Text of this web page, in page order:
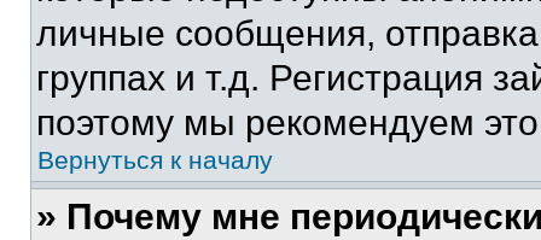
личные сообщения,
группах и т.д. Регистрация
поэтому мы рекомендуем
Вернуться к началу
» Почему мне